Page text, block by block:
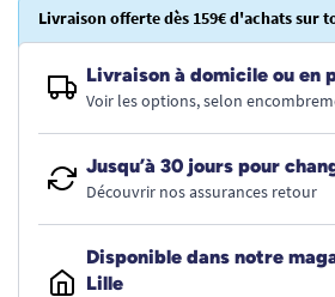
Livraison offerte dès 159€ d'achats sur
Livraison à domicile ou en
Voir les options, selon
Jusqu’à 30 jours pour
Découvrir nos assurances retour
Disponible dans notre
Lille